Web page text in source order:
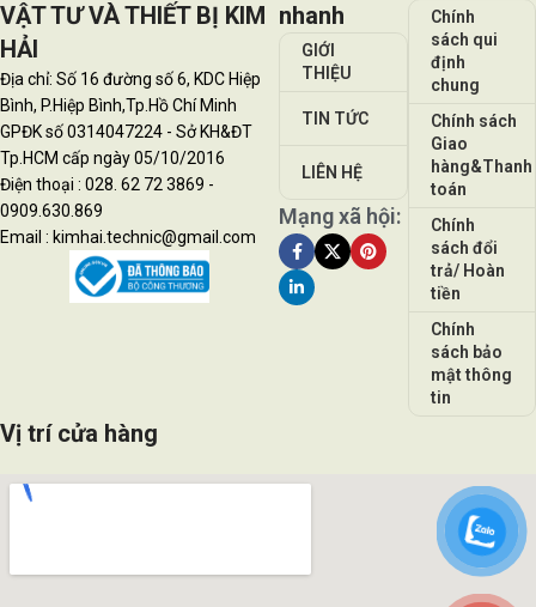
VẬT TƯ VÀ THIẾT BỊ KIM
HẢI
Địa chỉ: Số 16 đường số 6, KDC Hiệp
Bình, P.Hiệp Bình,Tp.Hồ Chí Minh
GPĐK số 0314047224 - Sở KH&ĐT
Tp.HCM cấp ngày 05/10/2016
Điện thoại : 028. 62 72 3869 -
0909.630.869
Email : kimhai.technic@gmail.com
nhanh
GIỚI
THIỆU
TIN TỨC
LIÊN HỆ
Mạng xã hội:
Chính
sách qui
định
chung
Chính sách
Giao
hàng&Thanh
toán
Chính
sách đổi
trả/ Hoàn
tiền
Chính
sách bảo
mật thông
tin
Vị trí cửa hàng